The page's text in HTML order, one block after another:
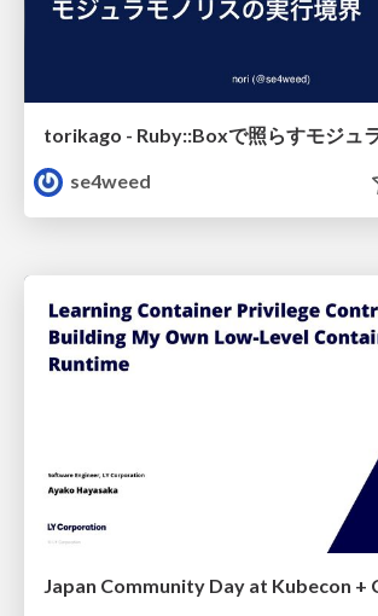
se4weed